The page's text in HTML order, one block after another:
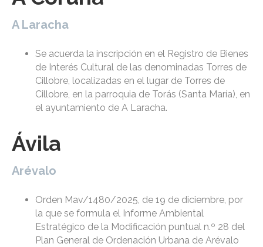
A Laracha
Se acuerda la inscripción en el Registro de Bienes
de Interés Cultural de las denominadas Torres de
Cillobre, localizadas en el lugar de Torres de
Cillobre, en la parroquia de Torás (Santa María), en
el ayuntamiento de A Laracha.
Ávila
Arévalo
Orden Mav/1480/2025, de 19 de diciembre, por
la que se formula el Informe Ambiental
Estratégico de la Modificación puntual n.º 28 del
Plan General de Ordenación Urbana de Arévalo